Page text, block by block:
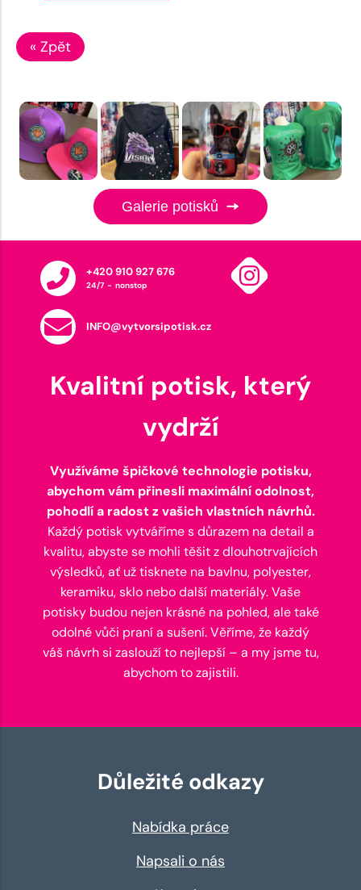
« Zpět
Galerie potisků
+420 910 927 676
24/7 - nonstop
INFO@vytvorsipotisk.cz
Kvalitní potisk, který
vydrží
Využíváme špičkové technologie potisku,
abychom vám přinesli maximální odolnost,
pohodlí a radost z vašich vlastních návrhů.
Každý potisk vytváříme s důrazem na detail a
kvalitu, abyste se mohli těšit z dlouhotrvajících
výsledků, ať už tisknete na bavlnu, polyester,
keramiku, sklo nebo další materiály. Vaše
potisky budou nejen krásné na pohled, ale také
odolné vůči praní a sušení. Věříme, že každý
váš návrh si zaslouží to nejlepší – a my jsme tu,
abychom to zajistili.
Důležité odkazy
Nabídka práce
Napsali o nás